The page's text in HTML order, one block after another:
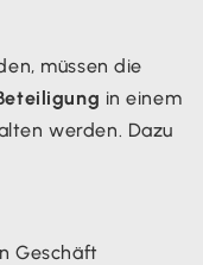
müssen die
in einem
werden. Dazu
Geschäft